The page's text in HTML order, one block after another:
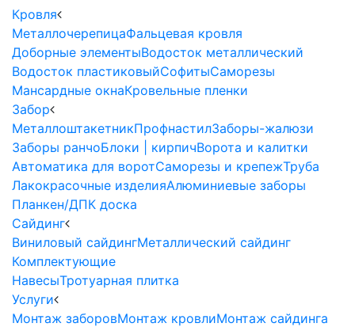
Кровля
МеталлочерепицаФальцевая кровля
Доборные элементыВодосток металлический
Водосток пластиковыйСофитыСаморезы
Мансардные окнаКровельные пленки
Забор
МеталлоштакетникПрофнастилЗаборы-жалюзи
Заборы ранчоБлоки | кирпичВорота и калитки
Автоматика для воротСаморезы и крепежТруба
Лакокрасочные изделияАлюминиевые заборы
Планкен/ДПК доска
Сайдинг
Виниловый сайдингМеталлический сайдинг
Комплектующие
НавесыТротуарная плитка
Услуги
Монтаж заборовМонтаж кровлиМонтаж сайдинга